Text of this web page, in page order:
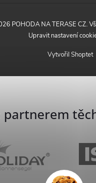
Vytvořil Shoptet
POHODA NA TERASE CZ.
Upravit nastavení
partnerem